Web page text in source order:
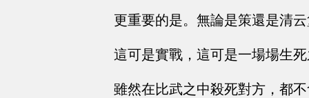
更重要的是。無論是策還是清
這可是實戰，這可是一場場生
雖然在比武之中殺死對方，都